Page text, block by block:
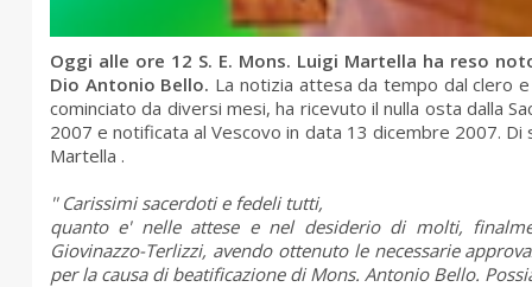
Oggi alle ore 12 S. E. Mons. Luigi Martella ha reso
Dio Antonio Bello. La notizia attesa da tempo dal clero
cominciato da diversi mesi, ha ricevuto il nulla osta dalla
2007 e notificata al Vescovo in data 13 dicembre 2007.
Martella .
'' Carissimi sacerdoti e fedeli tutti,
quanto e' nelle attese e nel desiderio di molti,
Giovinazzo-Terlizzi, avendo ottenuto le necessarie
per la causa di beatificazione di Mons. Antonio Bello.